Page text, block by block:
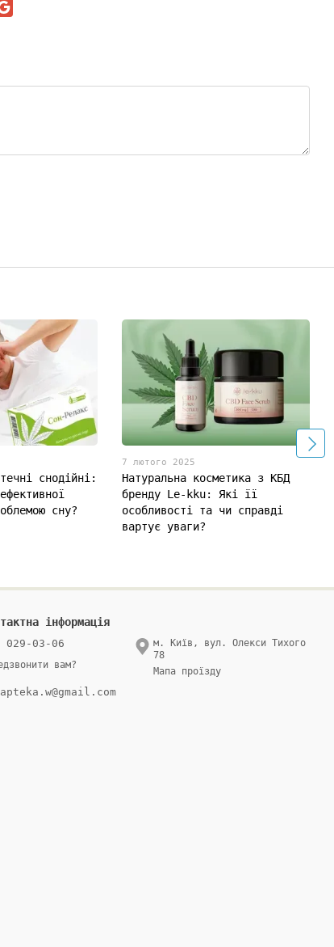
снодійні:
сну?
7 лютого 2025
Натуральна косметика з КБД
бренду Le-kku: Які її
особливості та чи справді
вартує уваги?
інформація
029-03-06
вам?
м. Київ, вул. Олекси Тихого
78
Мапа проїзду